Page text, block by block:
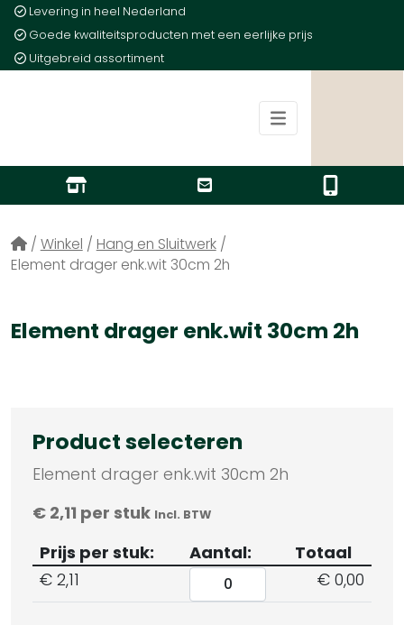
Levering in heel Nederland
Goede kwaliteitsproducten met een eerlijke prijs
Uitgebreid assortiment
/ Winkel / Hang en Sluitwerk /
Element drager enk.wit 30cm 2h
Element drager enk.wit 30cm 2h
Product selecteren
Element drager enk.wit 30cm 2h
€ 2,11 per stuk Incl. BTW
Prijs per stuk: Aantal:
Totaal
€ 2,11 € 0,00